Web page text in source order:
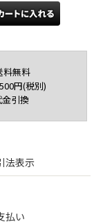
料無料
円(税別)
引換
法表示
払い